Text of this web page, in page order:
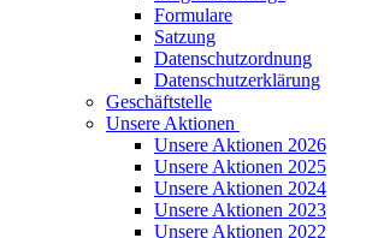
Formulare
Satzung
Datenschutzordnung
Datenschutzerklärung
Geschäftstelle
Unsere Aktionen
Unsere Aktionen 2026
Unsere Aktionen 2025
Unsere Aktionen 2024
Unsere Aktionen 2023
Unsere Aktionen 2022